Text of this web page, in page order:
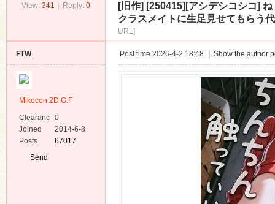
›
View: 341 Reply: 0 [旧作] [250415][アシデシコシコ]
クラスメイトに生足見せてもらう
URL]
FTW
Mikocon 2D.G.F
Clearanc
e
0
Joined
2014-6-8
Posts
67017
Send
Post time 2026-4-2 18:48 Show the author